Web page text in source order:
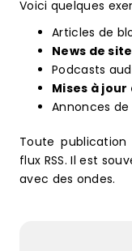
Voici quelques
Articles de
News de
Podcasts
Mises à
Annonces
Toute
flux RSS. Il est
avec des ondes.